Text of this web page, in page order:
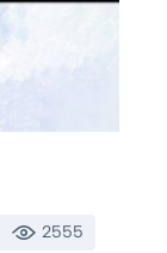
2555